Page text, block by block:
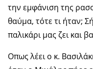
την εμφάνιση της
θαύμα, τότε τι ήταν;
παλικάρι μας ζει και
Οπως λέει ο κ.